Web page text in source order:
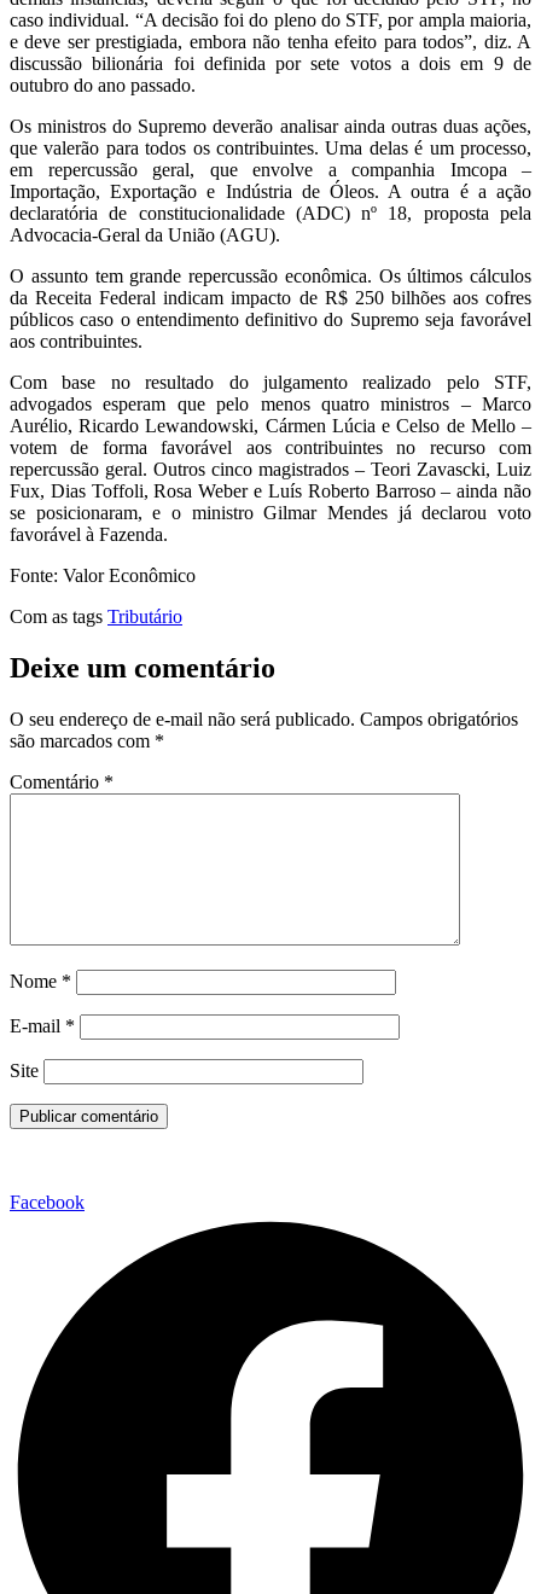
caso individual. “A decisão foi do pleno do STF, por ampla maioria,
e deve ser prestigiada, embora não tenha efeito para todos”, diz. A
discussão bilionária foi definida por sete votos a dois em 9 de
outubro do ano passado.
Os ministros do Supremo deverão analisar ainda outras duas ações,
que valerão para todos os contribuintes. Uma delas é um processo,
em repercussão geral, que envolve a companhia Imcopa –
Importação, Exportação e Indústria de Óleos. A outra é a ação
declaratória de constitucionalidade (ADC) nº 18, proposta pela
Advocacia-Geral da União (AGU).
O assunto tem grande repercussão econômica. Os últimos cálculos
da Receita Federal indicam impacto de R$ 250 bilhões aos cofres
públicos caso o entendimento definitivo do Supremo seja favorável
aos contribuintes.
Com base no resultado do julgamento realizado pelo STF,
advogados esperam que pelo menos quatro ministros – Marco
Aurélio, Ricardo Lewandowski, Cármen Lúcia e Celso de Mello –
votem de forma favorável aos contribuintes no recurso com
repercussão geral. Outros cinco magistrados – Teori Zavascki, Luiz
Fux, Dias Toffoli, Rosa Weber e Luís Roberto Barroso – ainda não
se posicionaram, e o ministro Gilmar Mendes já declarou voto
favorável à Fazenda.
Fonte: Valor Econômico
Com as tags Tributário
Deixe um comentário
O seu endereço de e-mail não será publicado. Campos obrigatórios
são marcados com *
Comentário *
Nome *
E-mail *
Site
Facebook